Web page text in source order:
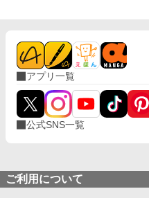
まう。しかも隣にいる娘の
い。私は父としての責
元夫は、自らの過ちを
る「強固な盾」になろ
ってくれた彼を「パパ」と
に後悔されても、どん
された関係が元に戻る
家族」と「静かで確か
語。
アプリ一覧
公式SNS一覧
ご利用について